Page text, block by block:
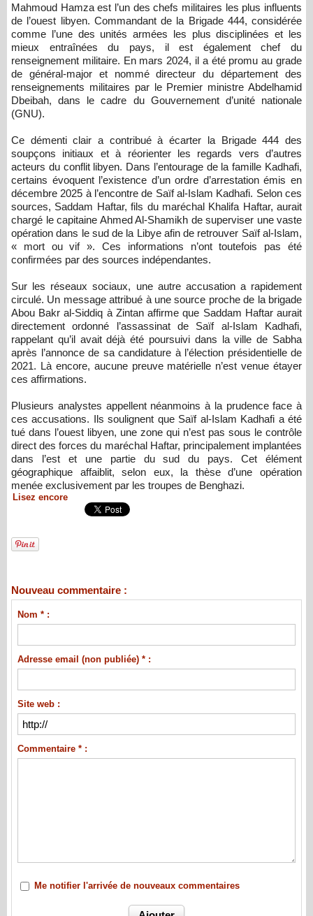
Mahmoud Hamza est l’un des chefs militaires les plus influents
de l’ouest libyen. Commandant de la Brigade 444, considérée
comme l’une des unités armées les plus disciplinées et les
mieux entraînées du pays, il est également chef du
renseignement militaire. En mars 2024, il a été promu au grade
de général-major et nommé directeur du département des
renseignements militaires par le Premier ministre Abdelhamid
Dbeibah, dans le cadre du Gouvernement d’unité nationale
(GNU).
Ce démenti clair a contribué à écarter la Brigade 444 des
soupçons initiaux et à réorienter les regards vers d’autres
acteurs du conflit libyen. Dans l’entourage de la famille Kadhafi,
certains évoquent l’existence d’un ordre d’arrestation émis en
décembre 2025 à l’encontre de Saïf al-Islam Kadhafi. Selon ces
sources, Saddam Haftar, fils du maréchal Khalifa Haftar, aurait
chargé le capitaine Ahmed Al-Shamikh de superviser une vaste
opération dans le sud de la Libye afin de retrouver Saïf al-Islam,
« mort ou vif ». Ces informations n’ont toutefois pas été
confirmées par des sources indépendantes.
Sur les réseaux sociaux, une autre accusation a rapidement
circulé. Un message attribué à une source proche de la brigade
Abou Bakr al-Siddiq à Zintan affirme que Saddam Haftar aurait
directement ordonné l’assassinat de Saïf al-Islam Kadhafi,
rappelant qu’il avait déjà été poursuivi dans la ville de Sabha
après l’annonce de sa candidature à l’élection présidentielle de
2021. Là encore, aucune preuve matérielle n’est venue étayer
ces affirmations.
Plusieurs analystes appellent néanmoins à la prudence face à
ces accusations. Ils soulignent que Saïf al-Islam Kadhafi a été
tué dans l’ouest libyen, une zone qui n’est pas sous le contrôle
direct des forces du maréchal Haftar, principalement implantées
dans l’est et une partie du sud du pays. Cet élément
géographique affaiblit, selon eux, la thèse d’une opération
menée exclusivement par les troupes de Benghazi.
Lisez encore
Nouveau commentaire :
Nom * :
Adresse email (non publiée) * :
Site web :
Commentaire * :
Me notifier l'arrivée de nouveaux commentaires